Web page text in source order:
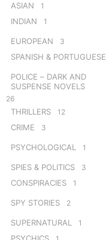
ASIAN 1
INDIAN 1
EUROPEAN 3
SPANISH & PORTUGUESE
POLICE – DARK AND
SUSPENSE NOVELS
26
THRILLERS 12
CRIME 3
PSYCHOLOGICAL 1
SPIES & POLITICS 3
CONSPIRACIES 1
SPY STORIES 2
SUPERNATURAL 1